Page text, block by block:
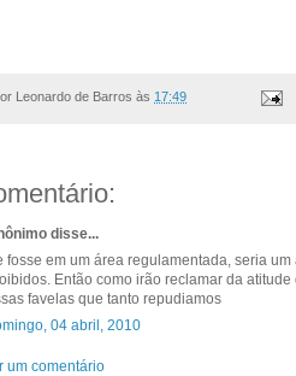
Leonardo de Barros às 17:49
disse...
fosse em um área regulamentada, seria
Então como irão reclamar da
favelas que tanto repudiamos
04 abril, 2010
um comentário